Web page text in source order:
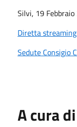
Silvi, 19 Febbraio
Diretta
Sedute Consigio
A cura di